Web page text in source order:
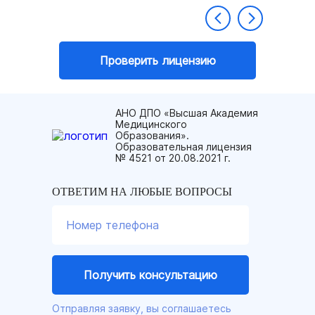
Проверить лицензию
АНО ДПО «Высшая Академия
Медицинского
Образования».
Образовательная лицензия
№ 4521 от 20.08.2021 г.
ОТВЕТИМ НА ЛЮБЫЕ ВОПРОСЫ
Отправляя заявку, вы соглашаетесь